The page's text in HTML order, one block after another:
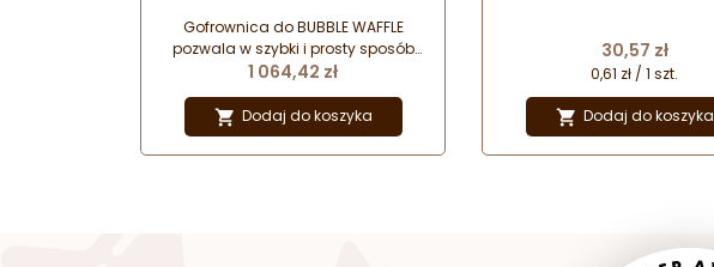
510030001
Gofrownica do BUBBLE WAFFLE
pozwala w szybki i prosty sposób
przygotować modne i atrakcyjne
wizualnie gofry o wyjątkowych
walorach smakowych.
Cena
1 064,42 zł
 Dodaj do koszyka
Cena
30,57 zł
0,61 zł / 1 szt.
 Dodaj do koszyka